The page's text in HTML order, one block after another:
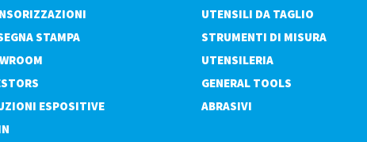
STAMPA
ESPOSITIVE
UTENSILI DA TAGLIO
STRUMENTI DI MISURA
UTENSILERIA
GENERAL TOOLS
ABRASIVI